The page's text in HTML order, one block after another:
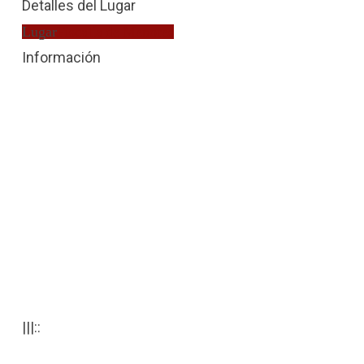
Detalles del Lugar
LugarFiscalía de Menores
Información
|||::